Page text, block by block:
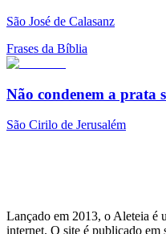
São José de Calasanz
Frases da Bíblia
Não condenem a prata
São Cirilo de Jerusalém
Lançado em 2013, o Aleteia é
internet. O site é publicado em